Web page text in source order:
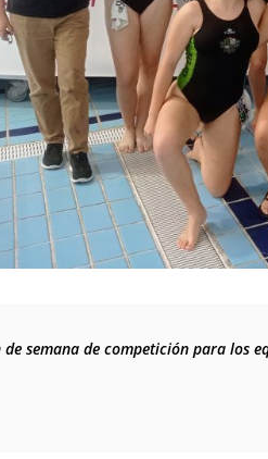
de semana de competición para los